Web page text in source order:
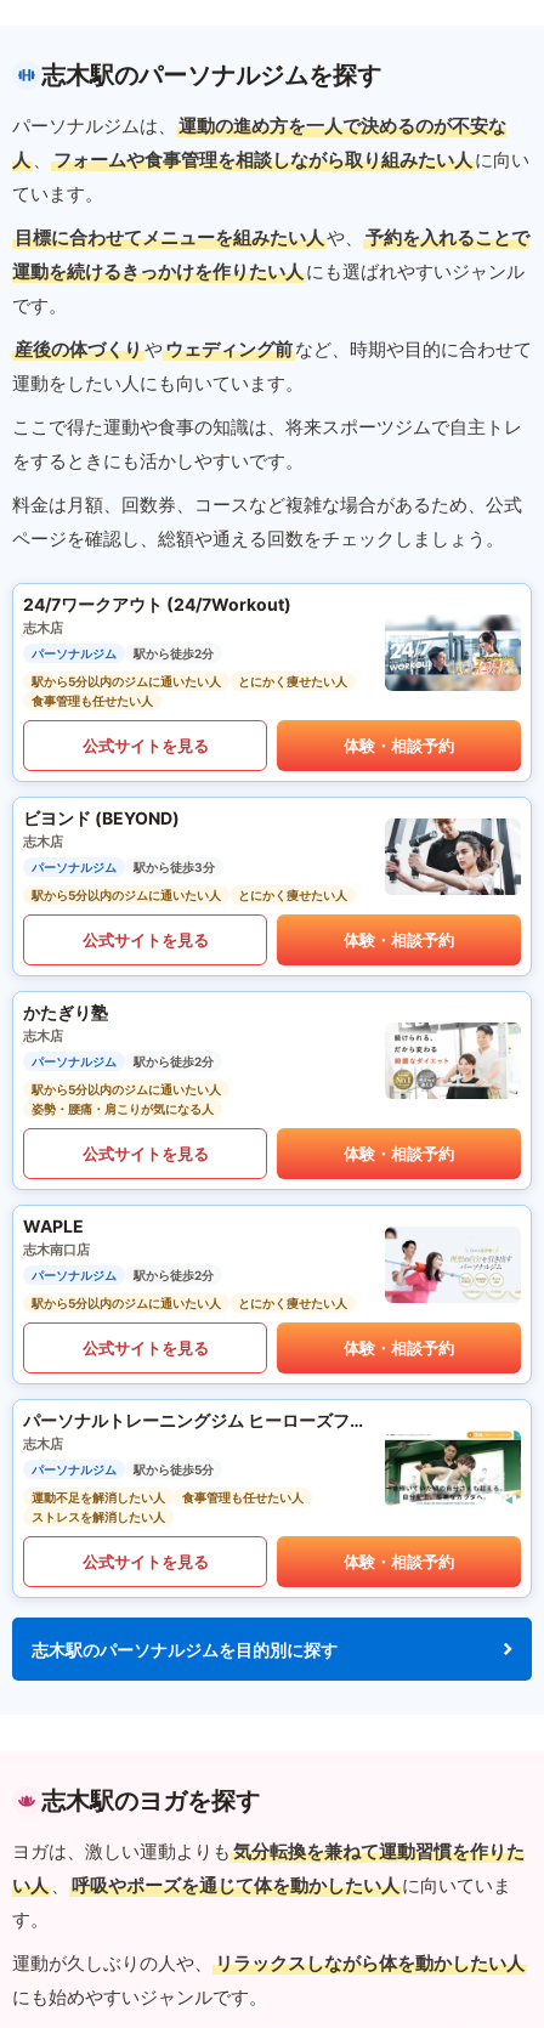
志木駅のパーソナルジムを探す
パーソナルジムは、
運動の進め方を一人で決めるのが不安な
人 、 フォームや食事管理を相談しながら取り組みたい人に向い
ています。
目標に合わせてメニューを組みたい人や、
予約を入れることで
運動を続けるきっかけを作りたい人にも選ばれやすいジャンル
です。
産後の体づくりやウェディング前など、時期や目的に合わせて
運動をしたい人にも向いています。
ここで得た運動や食事の知識は、将来スポーツジムで自主トレ
をするときにも活かしやすいです。
料金は月額、回数券、コースなど複雑な場合があるため、公式
ページを確認し、総額や通える回数をチェックしましょう。
24/7ワークアウト (24/7Workout)
志木店
パーソナルジム
駅から徒歩2分
駅から5分以内のジムに通いたい人
とにかく痩せたい人
食事管理も任せたい人
公式サイトを見る 体験・相談予約
ビヨンド (BEYOND)
志木店
パーソナルジム
駅から徒歩3分
駅から5分以内のジムに通いたい人
とにかく痩せたい人
公式サイトを見る 体験・相談予約
かたぎり塾
志木店
パーソナルジム
駅から徒歩2分
駅から5分以内のジムに通いたい人
姿勢・腰痛・肩こりが気になる人
公式サイトを見る 体験・相談予約
WAPLE
志木南口店
パーソナルジム
駅から徒歩2分
駅から5分以内のジムに通いたい人
とにかく痩せたい人
公式サイトを見る 体験・相談予約
パーソナルトレーニングジム ヒーローズフィットネス
志木店
パーソナルジム
駅から徒歩5分
運動不足を解消したい人
食事管理も任せたい人
ストレスを解消したい人
公式サイトを見る 体験・相談予約
志木駅のパーソナルジムを目的別に探す
志木駅のヨガを探す
ヨガは、激しい運動よりも 気分転換を兼ねて運動習慣を作りた
い人 、 呼吸やポーズを通じて体を動かしたい人に向いていま
す。
運動が久しぶりの人や、
リラックスしながら体を動かしたい人
にも始めやすいジャンルです。